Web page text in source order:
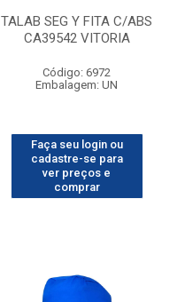
TALAB SEG Y FITA C/ABS
CA39542 VITORIA
Código: 6972
Embalagem: UN
Faça seu login ou
cadastre-se para
ver preços e
comprar